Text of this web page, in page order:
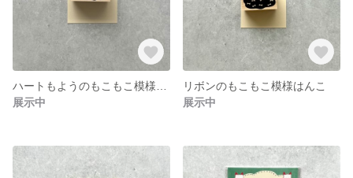
展示中
リボンのもこもこ模様はんこ
展示中